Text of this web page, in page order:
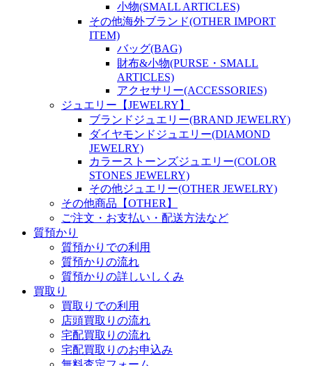
小物(SMALL ARTICLES)
その他海外ブランド(OTHER IMPORT
ITEM)
バッグ(BAG)
財布&小物(PURSE・SMALL
ARTICLES)
アクセサリー(ACCESSORIES)
ジュエリー【JEWELRY】
ブランドジュエリー(BRAND JEWELRY)
ダイヤモンドジュエリー(DIAMOND
JEWELRY)
カラーストーンズジュエリー(COLOR
STONES JEWELRY)
その他ジュエリー(OTHER JEWELRY)
その他商品【OTHER】
ご注文・お支払い・配送方法など
質預かり
質預かりでの利用
質預かりの流れ
質預かりの詳しいしくみ
買取り
買取りでの利用
店頭買取りの流れ
宅配買取りの流れ
宅配買取りのお申込み